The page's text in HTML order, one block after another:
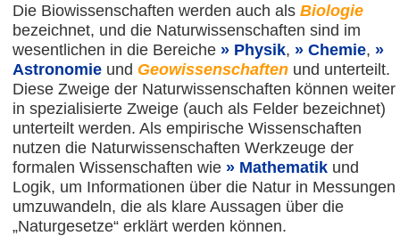
Die Biowissenschaften werden auch als Biologie
bezeichnet, und die Naturwissenschaften sind im
wesentlichen in die Bereiche
Physik, Chemie,
Astronomieund Geowissenschaftenund unterteilt.
Diese Zweige der Naturwissenschaften können weiter
in spezialisierte Zweige (auch als Felder bezeichnet)
unterteilt werden. Als empirische Wissenschaften
nutzen die Naturwissenschaften Werkzeuge der
formalen Wissenschaften wie
Mathematikund
Logik, um Informationen über die Natur in Messungen
umzuwandeln, die als klare Aussagen über die
„Naturgesetze“ erklärt werden können.